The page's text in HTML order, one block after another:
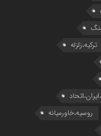
ترکیه،زلزله
روسیه،خاورمیانه